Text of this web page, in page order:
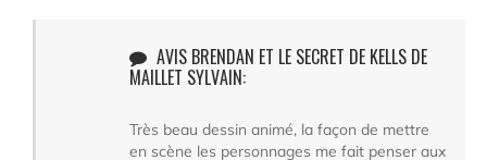
AVIS BRENDAN ET LE SECRET DE KELLS DE
MAILLET SYLVAIN:
Très beau dessin animé, la façon de mettre
en scène les personnages me fait penser aux